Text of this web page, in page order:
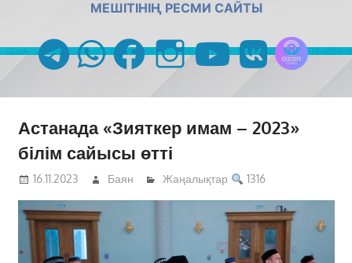
МЕШІТІНІҢ РЕСМИ САЙТЫ
telegramwhatsappfacebookinstagramyoutubevk
Астанада «Зияткер имам – 2023»
білім сайысы өтті
16.11.2023 Баян Жаңалықтар 1316